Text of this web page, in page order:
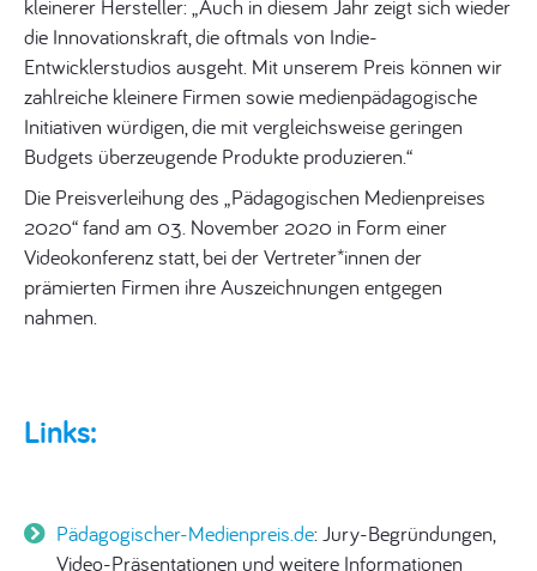
kleinerer Hersteller: „Auch in diesem Jahr zeigt sich wieder
die Innovationskraft, die oftmals von Indie-
Entwicklerstudios ausgeht. Mit unserem Preis können wir
zahlreiche kleinere Firmen sowie medienpädagogische
Initiativen würdigen, die mit vergleichsweise geringen
Budgets überzeugende Produkte produzieren.“
Die Preisverleihung des „Pädagogischen Medienpreises
2020“ fand am 03. November 2020 in Form einer
Videokonferenz statt, bei der Vertreter*innen der
prämierten Firmen ihre Auszeichnungen entgegen
nahmen.
Links:
Pädagogischer-Medienpreis.de: Jury-Begründungen,
Video-Präsentationen und weitere Informationen